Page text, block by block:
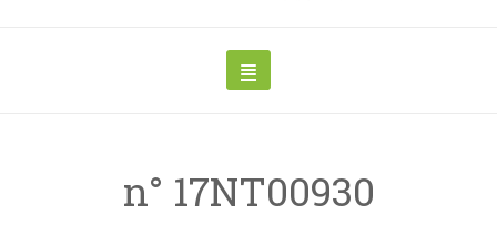
n° 17NT00930